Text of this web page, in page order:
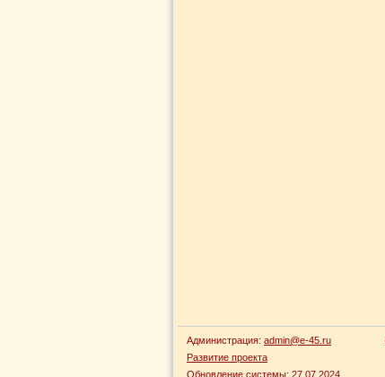
Администрация: admin@e-45.ru
Развитие проекта
Обновление системы: 27.07.2024